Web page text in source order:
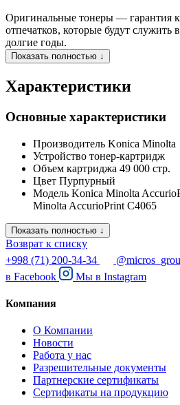
Оригинальные тонеры — гарантия
отпечатков, которые будут
долгие годы.
Показать полностью ↓
Характеристики
Основные характеристики
Производитель Konica Minolta
Устройство тонер-картридж
Объем картриджа 49 000 стр.
Цвет Пурпурный
Модель Konica Minolta
Minolta AccurioPrint C4065
Показать полностью ↓
Возврат к списку
+998 (71) 200-34-34
в Facebook Мы в Instagram
Компания
О Компании
Новости
Работа у нас
Разрешительные документы
Партнерские сертификаты
Сертификаты на продукцию